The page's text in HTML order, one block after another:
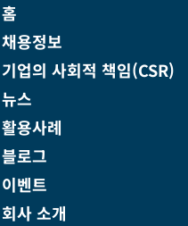
홈
채용정보
기업의 사회적 책임(CSR)
뉴스
활용사례
블로그
이벤트
회사 소개